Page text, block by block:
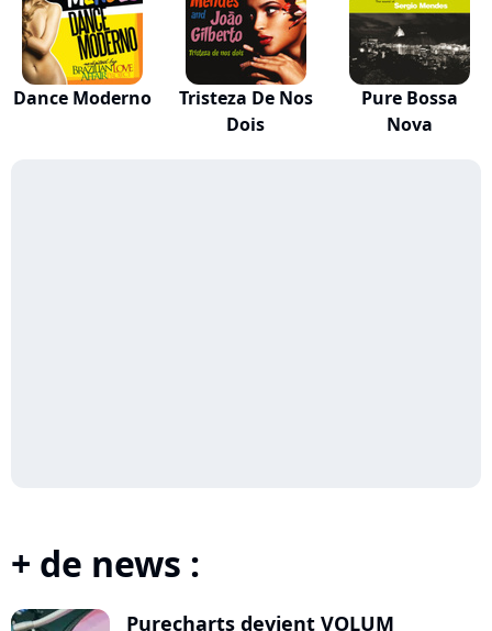
Dance Moderno
Tristeza De Nos
Dois
Pure Bossa
Nova
+ de news :
Purecharts devient VOLUM